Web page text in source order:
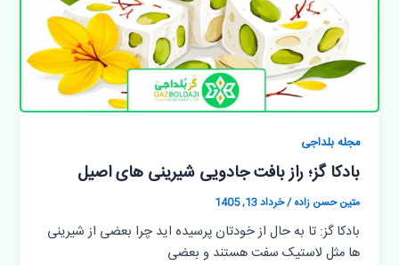
مجله بلداجی
بادکا گز؛ راز بافت جادویی شیرینی های اصیل
متین حسن زاده/خرداد 13, 1405
بادکا گز: تا به حال از خودتان پرسیده اید چرا بعضی از شیرینی
ها مثل لاستیک سفت هستند و بعضی